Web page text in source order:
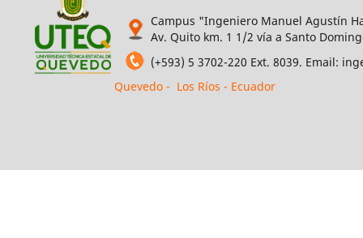
Campus "Ingeniero Manuel Agustín
Av. Quito km. 1 1/2 vía a Santo
(+593) 5 3702-220 Ext. 8039. Email:
Quevedo - Los Ríos - Ecuador